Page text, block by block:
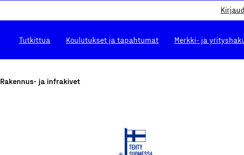
Tutkittua Koulutukset ja tapahtumat Merkki- ja
Rakennus- ja infrakivet